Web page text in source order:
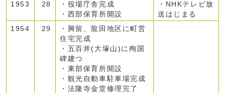
1953
28
・役場庁舎完成
・西部保育所開設
・NHKテレビ放
送はじまる
1954
29
・興留、龍田地区に町営
住宅完成
・五百井(大塚山)に殉国
碑建つ
・東部保育所開設
・観光自動車駐車場完成
・法隆寺金堂修理完了